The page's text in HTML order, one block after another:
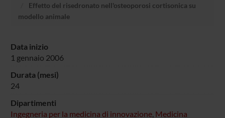
Effetto del risedronato nell'osteoporosi cortisonica su
modello animale
Data inizio
1 gennaio 2006
Durata (mesi)
24
Dipartimenti
Ingegneria per la medicina di innovazione, Medicina